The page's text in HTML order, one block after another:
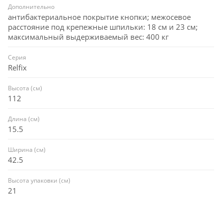
Дополнительно
антибактериальное покрытие кнопки; межосевое
расстояние под крепежные шпильки: 18 см и 23 см;
максимальный выдерживаемый вес: 400 кг
Серия
Relfix
Высота (см)
112
Длина (см)
15.5
Ширина (см)
42.5
Высота упаковки (см)
21